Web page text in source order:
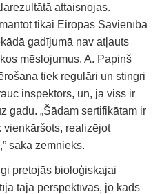
attaisnojas.
tikai Eiropas Savienībā
gadījumā nav atļauts
mēslojumus. A. Papiņš
tiek regulāri un stingri
inspektors, un, ja viss ir
gadu. „Šādam sertifikātam ir
vienkāršots, realizējot
saka zemnieks.
pretojās bioloģiskajai
tajā perspektīvas, jo kāds